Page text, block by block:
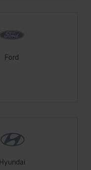
Ford
Hyundai